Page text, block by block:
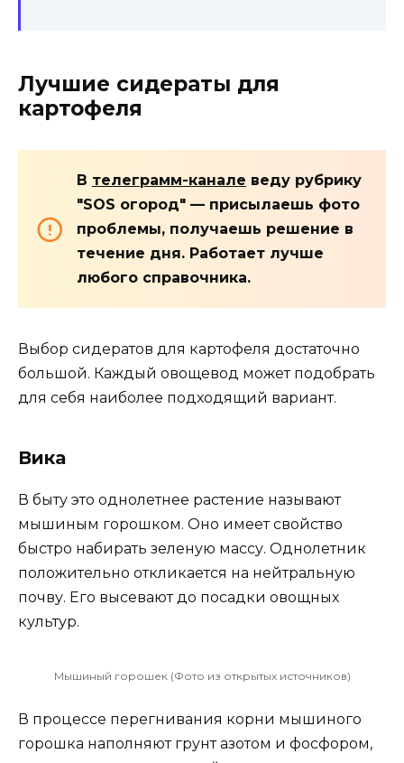
Лучшие сидераты для
картофеля
В телеграмм-канале веду рубрику
"SOS огород" — присылаешь фото
проблемы, получаешь решение в
течение дня. Работает лучше
любого справочника.
Выбор сидератов для картофеля достаточно
большой. Каждый овощевод может подобрать
для себя наиболее подходящий вариант.
Вика
В быту это однолетнее растение называют
мышиным горошком. Оно имеет свойство
быстро набирать зеленую массу. Однолетник
положительно откликается на нейтральную
почву. Его высевают до посадки овощных
культур.
Мышиный горошек (Фото из открытых источников)
В процессе перегнивания корни мышиного
горошка наполняют грунт азотом и фосфором,